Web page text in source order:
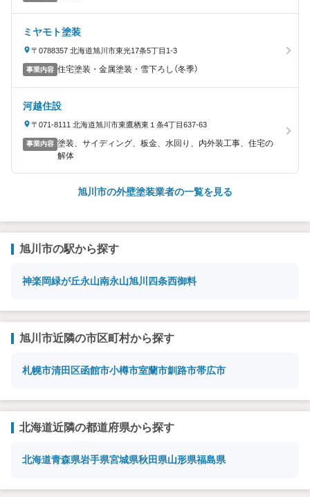
ミヤモト塗装
〒0788357 北海道旭川市東光17条5丁目1-3
事業内容 住宅塗装・金属塗装・雪下ろし（冬季）
河越住設
〒071-8111 北海道旭川市東鷹栖東１条4丁目637-63
事業内容 塗装、サイディング、板金、水回り、内外装工事、住宅の
解体
旭川市の外壁塗装業者の一覧を見る
旭川市の駅から探す
神楽岡緑が丘永山南永山旭川四条西御料
旭川市近隣の市区町村から探す
札幌市清田区函館市小樽市室蘭市釧路市帯広市
北海道近隣の都道府県から探す
北海道青森県岩手県宮城県秋田県山形県福島県